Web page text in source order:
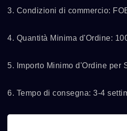
3. Condizioni di commercio:
4. Quantità Minima d'Ordine:
5. Importo Minimo d'Ordine per
6. Tempo di consegna: 3-4